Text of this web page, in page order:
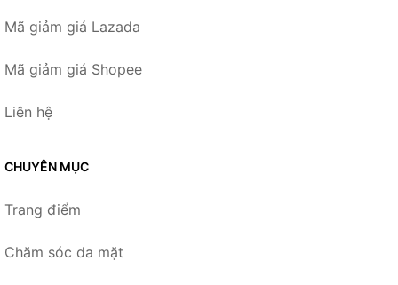
Mã giảm giá Lazada
Mã giảm giá Shopee
Liên hệ
CHUYÊN MỤC
Trang điểm
Chăm sóc da mặt